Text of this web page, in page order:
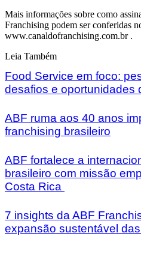
Mais informações sobre como
Franchising podem ser conferidas
www.canaldofranchising.com.br .
Leia Também
Food Service em foco:
desafios e oportunidades
ABF ruma aos 40 anos
franchising brasileiro
ABF fortalece a
brasileiro com missão
Costa Rica
7 insights da ABF
expansão sustentável